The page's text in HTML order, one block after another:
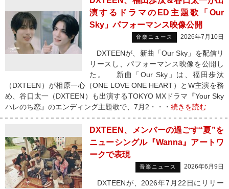
演するドラマのED主題歌「Our
Sky」パフォーマンス映像公開
音楽ニュース 2026年7月10日
DXTEENが、新曲「Our Sky」を配信リ
リースし、パフォーマンス映像を公開し
た。 新曲「Our Sky」は、福田歩汰
（DXTEEN）が相原一心（ONE LOVE ONE HEART）とW主演を務
め、谷口太一（DXTEEN）も出演するTOKYO MXドラマ『Your Sky
ハレのち恋』のエンディング主題歌で、7月2・・・ 続きを読む
DXTEEN、メンバーの過ごす“夏”を
ニューシングル『Wanna』アートワ
ークで表現
音楽ニュース 2026年6月9日
DXTEENが、2026年7月22日にリリー